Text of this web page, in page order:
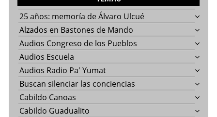
25 años: memoría de Álvaro Ulcué
Alzados en Bastones de Mando
Audios Congreso de los Pueblos
Audios Escuela
Audios Radio Pa' Yumat
Buscan silenciar las conciencias
Cabildo Canoas
Cabildo Guadualito